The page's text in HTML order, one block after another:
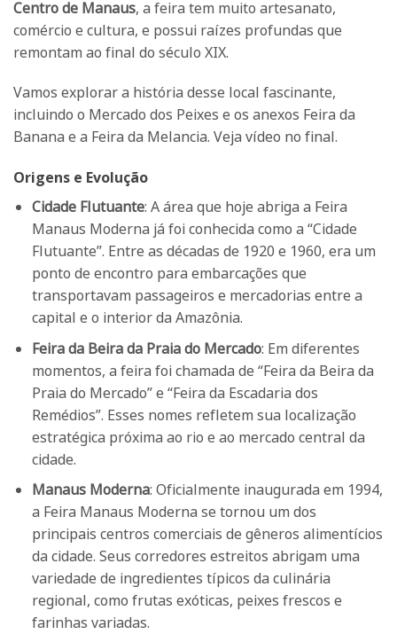
Centro de Manaus, a feira tem muito artesanato,
comércio e cultura, e possui raízes profundas que
remontam ao final do século XIX.
Vamos explorar a história desse local fascinante,
incluindo o Mercado dos Peixes e os anexos Feira da
Banana e a Feira da Melancia. Veja vídeo no final.
Origens e Evolução
Cidade Flutuante: A área que hoje abriga a Feira
Manaus Moderna já foi conhecida como a “Cidade
Flutuante”. Entre as décadas de 1920 e 1960, era um
ponto de encontro para embarcações que
transportavam passageiros e mercadorias entre a
capital e o interior da Amazônia.
Feira da Beira da Praia do Mercado: Em diferentes
momentos, a feira foi chamada de “Feira da Beira da
Praia do Mercado” e “Feira da Escadaria dos
Remédios”. Esses nomes refletem sua localização
estratégica próxima ao rio e ao mercado central da
cidade.
Manaus Moderna: Oficialmente inaugurada em 1994,
a Feira Manaus Moderna se tornou um dos
principais centros comerciais de gêneros alimentícios
da cidade. Seus corredores estreitos abrigam uma
variedade de ingredientes típicos da culinária
regional, como frutas exóticas, peixes frescos e
farinhas variadas.